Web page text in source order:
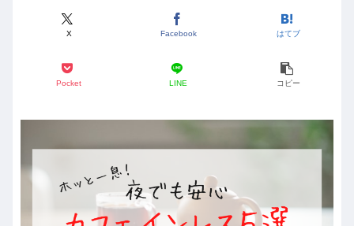
X Facebook はてブ
Pocket LINE コピー